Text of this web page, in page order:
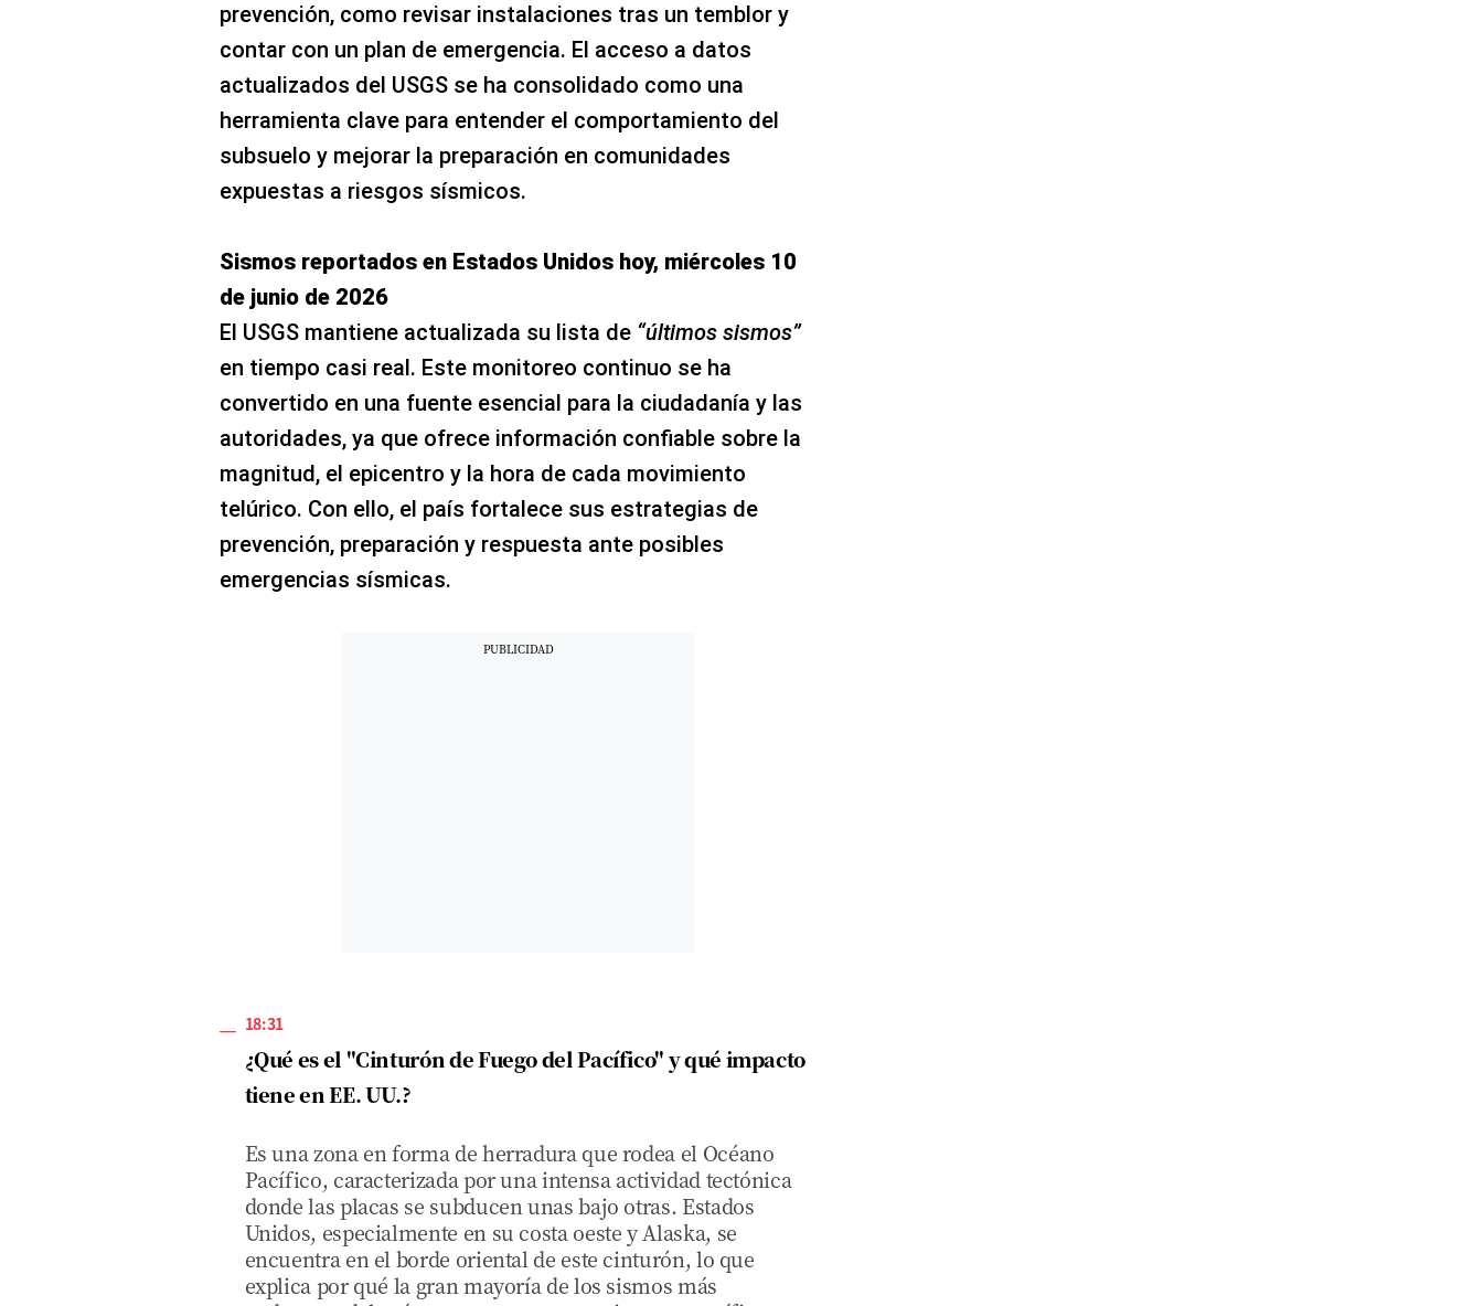
prevención, como revisar instalaciones tras un temblor y
contar con un plan de emergencia. El acceso a datos
actualizados del USGS se ha consolidado como una
herramienta clave para entender el comportamiento del
subsuelo y mejorar la preparación en comunidades
expuestas a riesgos sísmicos.
Sismos reportados en Estados Unidos hoy, miércoles 10
de junio de 2026
El USGS mantiene actualizada su lista de “últimos sismos”
en tiempo casi real. Este monitoreo continuo se ha
convertido en una fuente esencial para la ciudadanía y las
autoridades, ya que ofrece información confiable sobre la
magnitud, el epicentro y la hora de cada movimiento
telúrico. Con ello, el país fortalece sus estrategias de
prevención, preparación y respuesta ante posibles
emergencias sísmicas.
18:31
¿Qué es el "Cinturón de Fuego del Pacífico" y qué impacto
tiene en EE. UU.?
Es una zona en forma de herradura que rodea el Océano
Pacífico, caracterizada por una intensa actividad tectónica
donde las placas se subducen unas bajo otras. Estados
Unidos, especialmente en su costa oeste y Alaska, se
encuentra en el borde oriental de este cinturón, lo que
explica por qué la gran mayoría de los sismos más